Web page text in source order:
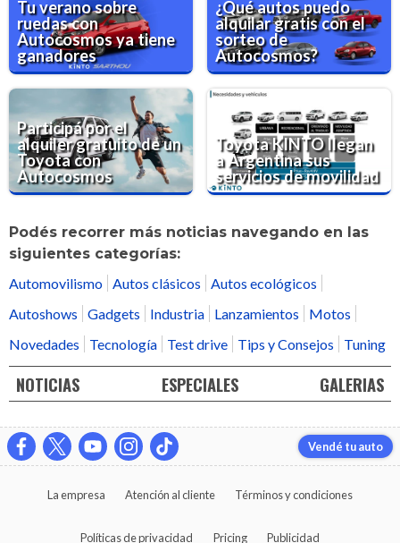
Tu verano sobre
ruedas con
Autocosmos ya tiene
ganadores
¿Qué autos puedo
alquilar gratis con el
sorteo de
Autocosmos?
Participá por el
alquiler gratuito de un
Toyota con
Autocosmos
Toyota KINTO llegan
a Argentina sus
servicios de movilidad
Podés recorrer más noticias navegando en las
siguientes categorías:
Automovilismo Autos clásicos
Autos ecológicos
Autoshows
Gadgets Industria Lanzamientos
Motos
Novedades
Tecnología Test drive Tips y Consejos Tuning
NOTICIAS ESPECIALES GALERIAS
Vendé tu auto
La empresa Atención al cliente Términos y condiciones
Políticas de privacidad Pricing Publicidad